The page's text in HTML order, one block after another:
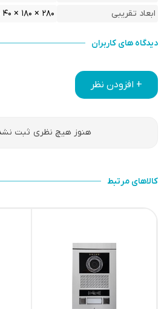
ابعاد تقریبی
۲۸۰ × ۱۸۰ × ۴۰ میلی‌متر
دیدگاه های کاربران
+ افزودن نظر
هنوز هیچ نظری ثبت
کالاهای مرتبط